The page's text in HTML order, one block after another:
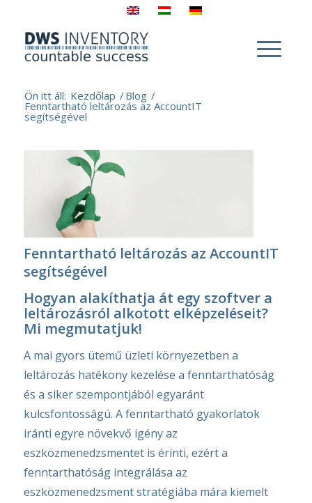
Ön itt áll: Kezdőlap / Blog /
Fenntartható leltározás az AccountIT
segítségével
Fenntartható leltározás az AccountIT
segítségével
Hogyan alakíthatja át egy szoftver a
leltározásról alkotott elképzeléseit?
Mi megmutatjuk!
A mai gyors ütemű üzleti környezetben a
leltározás hatékony kezelése a fenntarthatóság
és a siker szempontjából egyaránt
kulcsfontosságú. A fenntartható gyakorlatok
iránti egyre növekvő igény az
eszközmenedzsmentet is érinti, ezért a
fenntarthatóság integrálása az
eszközmenedzsment stratégiába mára kiemelt